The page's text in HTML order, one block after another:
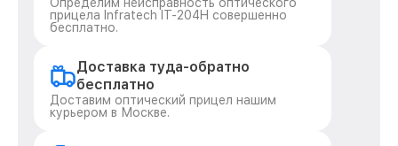
прицела Infratech IT-204H совершенно
бесплатно.
Доставка туда-обратно
бесплатно
Доставим оптический прицел нашим
курьером в Москве.